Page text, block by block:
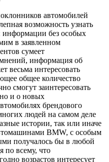
автомобилей
возможность узнать
без особых
в заявленном
сумеет
информация об
весьма интересовать
общее количество
смогут заинтересовать
и о новых
брендового
людей на самом деле
истории, так или иначе
BMW, с особым
получалось бы в любой
по всему, что
возрастов интересует